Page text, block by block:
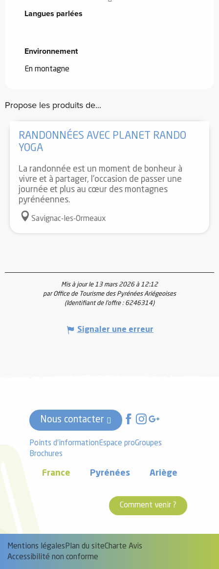
Langues parlées
Langues parlées
Environnement
Environnement
En montagne
Propose les produits de...
RANDONNÉES AVEC PLANET RANDO
YOGA
La randonnée est un moment de bonheur à
vivre et à partager, l'occasion de passer une
journée et plus au cœur des montagnes
pyrénéennes.
Savignac-les-Ormeaux
Mis à jour le 13 mars 2026 à 12:12
par Office de Tourisme des Pyrénées Ariégeoises
(Identifiant de l'offre : 6246314)
Signaler une erreur
Nous contacter
Points d'informationEspace proGroupes
Brochures
France Pyrénées Ariège
Comment venir ?
Mentions légalesPlan du siteCharte Avis
Accessibilité non conforme